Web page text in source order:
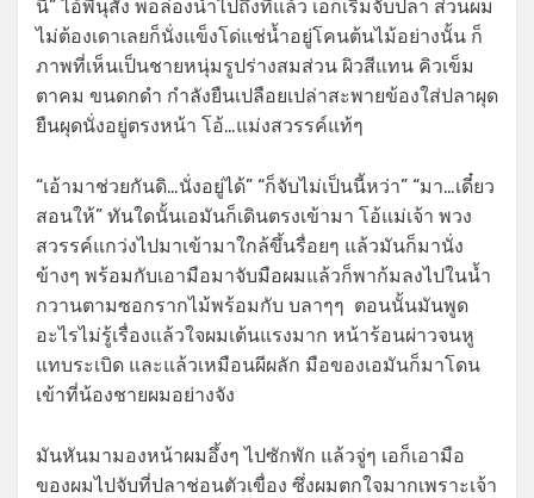
นี่” ไอ้พี่นุสั่ง พอล่องน้ำไปถึงที่แล้ว เอก็เริ่มจับปลา ส่วนผม
ไม่ต้องเดาเลยก็นั่งแข็งโด่แช่น้ำอยู่โคนต้นไม้อย่างนั้น ก็
ภาพที่เห็นเป็นชายหนุ่มรูปร่างสมส่วน ผิวสีแทน คิวเข็ม
ตาคม ขนดกดำ กำลังยืนเปลือยเปล่าสะพายข้องใส่ปลาผุด
ยืนผุดนั่งอยู่ตรงหน้า โอ้…แม่งสวรรค์แท้ๆ
“เอ้ามาช่วยกันดิ…นั่งอยู่ได้” “ก็จับไม่เป็นนี้หว่า” “มา…เดี๋ยว
สอนให้” ทันใดนั้นเอมันก็เดินตรงเข้ามา โอ้แม่เจ้า พวง
สวรรค์แกว่งไปมาเข้ามาใกล้ขึ้นรื่อยๆ แล้วมันก็มานั่ง
ข้างๆ พร้อมกับเอามือมาจับมือผมแล้วก็พาก้มลงไปในน้ำ
กวานตามซอกรากไม้พร้อมกับ บลาๆๆ ตอนนั้นมันพูด
อะไรไม่รู้เรื่องแล้วใจผมเต้นแรงมาก หน้าร้อนผ่าวจนหู
แทบระเบิด และแล้วเหมือนผีผลัก มือของเอมันก็มาโดน
เข้าที่น้องชายผมอย่างจัง
มันหันมามองหน้าผมอึ้งๆ ไปซักพัก แล้วจู่ๆ เอก็เอามือ
ของผมไปจับที่ปลาช่อนตัวเขื่อง ซึ่งผมตกใจมากเพราะเจ้า